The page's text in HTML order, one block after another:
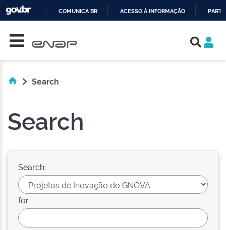
COMUNICA BR ACESSO À INFORMAÇÃO
Search
Search
Search:
for